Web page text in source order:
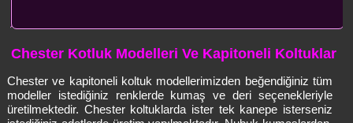
Chester Kotluk Modelleri Ve Kapitoneli Koltuklar
Chester ve kapitoneli koltuk modellerimizden beğendiğiniz tüm
modeller istediğiniz renklerde kumaş ve deri seçenekleriyle
üretilmektedir. Chester koltuklarda ister tek kanepe isterseniz